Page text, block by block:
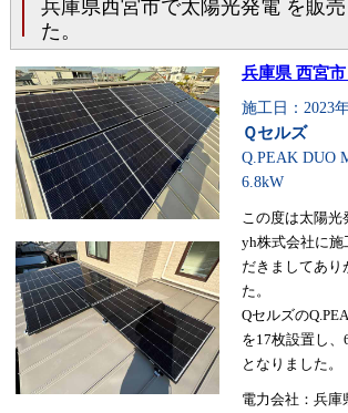
兵庫県西宮市で太陽光発電 を販
た。
兵庫県 西宮
施工日：2023
Ｑセルズ
Q.PEAK DUO
6.8kW
この度は太陽光
yh株式会社に施
だきましてあり
た。
Qセルズの
を17枚設置し
となりました。
電力会社：兵庫